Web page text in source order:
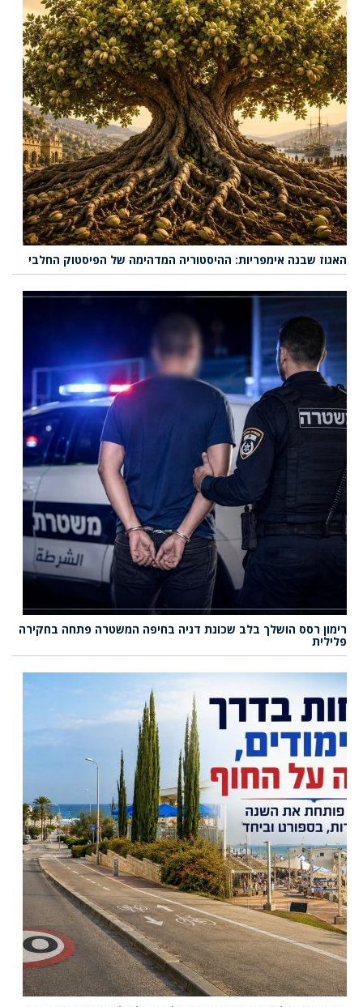
האגוז שבנה אימפריות: ההיסטוריה המדהימה של הפיסטוק החלבי
רימון רסס הושלך בלב שכונת דניה בחיפה המשטרה פתחה בחקירה
פלילית